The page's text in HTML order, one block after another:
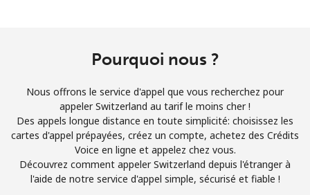
Continue avec
Pourquoi nous ?
Nous offrons le service d'appel que vous recherchez pour
appeler Switzerland au tarif le moins cher !
Des appels longue distance en toute simplicité: choisissez les
cartes d'appel prépayées, créez un compte, achetez des Crédits
Voice en ligne et appelez chez vous.
Découvrez comment appeler Switzerland depuis l'étranger à
l'aide de notre service d'appel simple, sécurisé et fiable !